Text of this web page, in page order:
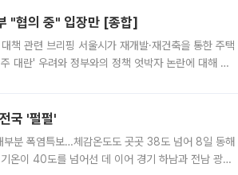
"협의 중" 입장만 [종합]
책 관련 브리핑 서울시가 재개발·재건축을 통한 주택
대란' 우려와 정부와의 정책 엇박자 논란에 대해 정
국 '펄펄'
분 폭염특보…체감온도도 곳곳 38도 넘어 8일 동해
온이 40도를 넘어선 데 이어 경기 하남과 전남 광양